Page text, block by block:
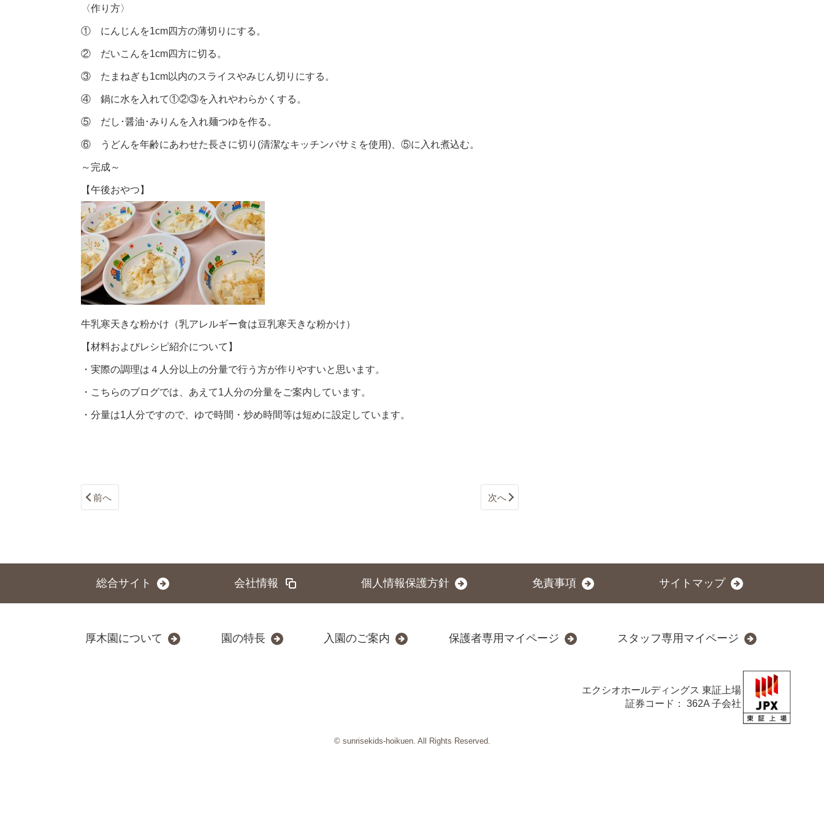
〈作り方〉
① にんじんを1cm四方の薄切りにする。
② だいこんを1cm四方に切る。
③ たまねぎも1cm以内のスライスやみじん切りにする。
④ 鍋に水を入れて①②③を入れやわらかくする。
⑤ だし･醤油･みりんを入れ麺つゆを作る。
⑥ うどんを年齢にあわせた長さに切り(清潔なキッチンバサミを使用)、⑤に入れ煮込む。
～完成～
【午後おやつ】
牛乳寒天きな粉かけ（乳アレルギー食は豆乳寒天きな粉かけ）
【材料およびレシピ紹介について】
・実際の調理は４人分以上の分量で行う方が作りやすいと思います。
・こちらのブログでは、あえて1人分の分量をご案内しています。
・分量は1人分ですので、ゆで時間・炒め時間等は短めに設定しています。
前へ 次へ
総合サイト 会社情報 個人情報保護方針 免責事項 サイトマップ
厚木園について 園の特長 入園のご案内 保護者専用マイページ スタッフ専用マイページ
エクシオホールディングス 東証上場
証券コード： 362A 子会社
© sunrisekids-hoikuen. All Rights Reserved.